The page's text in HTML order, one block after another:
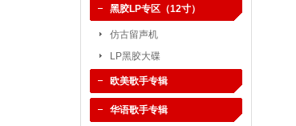
黑胶LP专区（12寸）
仿古留声机
LP黑胶大碟
欧美歌手专辑
华语歌手专辑